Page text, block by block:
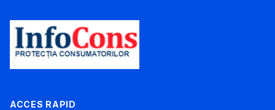
ACCES RAPID